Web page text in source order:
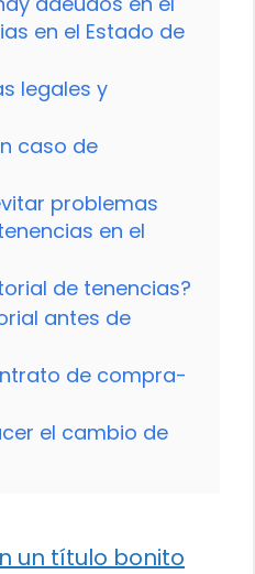
en el Estado de
legales y
caso de
problemas
en el
de tenencias?
antes de
de compra-
el cambio de
un título bonito